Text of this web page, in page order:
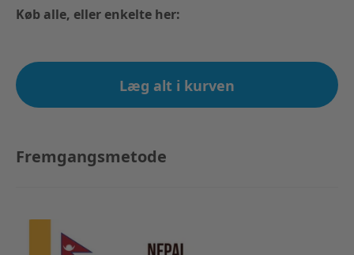
Køb alle, eller enkelte her:
Læg alt i kurven
Fremgangsmetode